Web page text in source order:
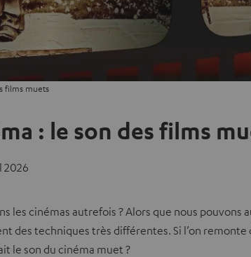
films muets
: le son des films
2026
les cinémas autrefois ? Alors que nous
des techniques très différentes. Si l’on remonte
le son du cinéma muet ?